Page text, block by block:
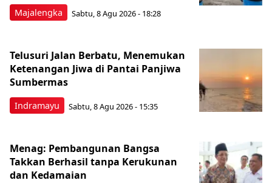
Majalengka Sabtu, 8 Agu 2026 - 18:28
Indramayu
Telusuri Jalan Berbatu, Menemukan
Ketenangan Jiwa di Pantai Panjiwa
Sumbermas
Sabtu, 8 Agu 2026 - 15:35
Menag: Pembangunan Bangsa
Takkan Berhasil tanpa Kerukunan
dan Kedamaian